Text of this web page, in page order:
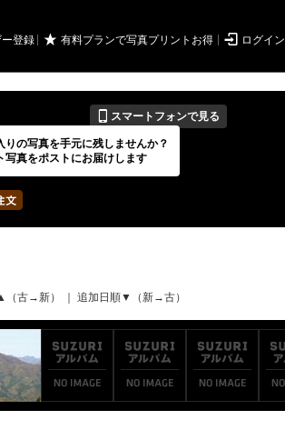
登録 ★ 有料プランで写真プリントお得  ログイン
📱 スマートフォンで見る
イベントの期間
---
（古→新） 追加日順▼（新→古）
りの写真を手元に残しませんか？
写真をポストにお届けします